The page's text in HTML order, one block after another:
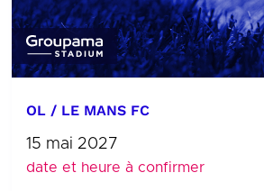
OL / LE MANS FC
15 mai 2027
date et heure à confirmer